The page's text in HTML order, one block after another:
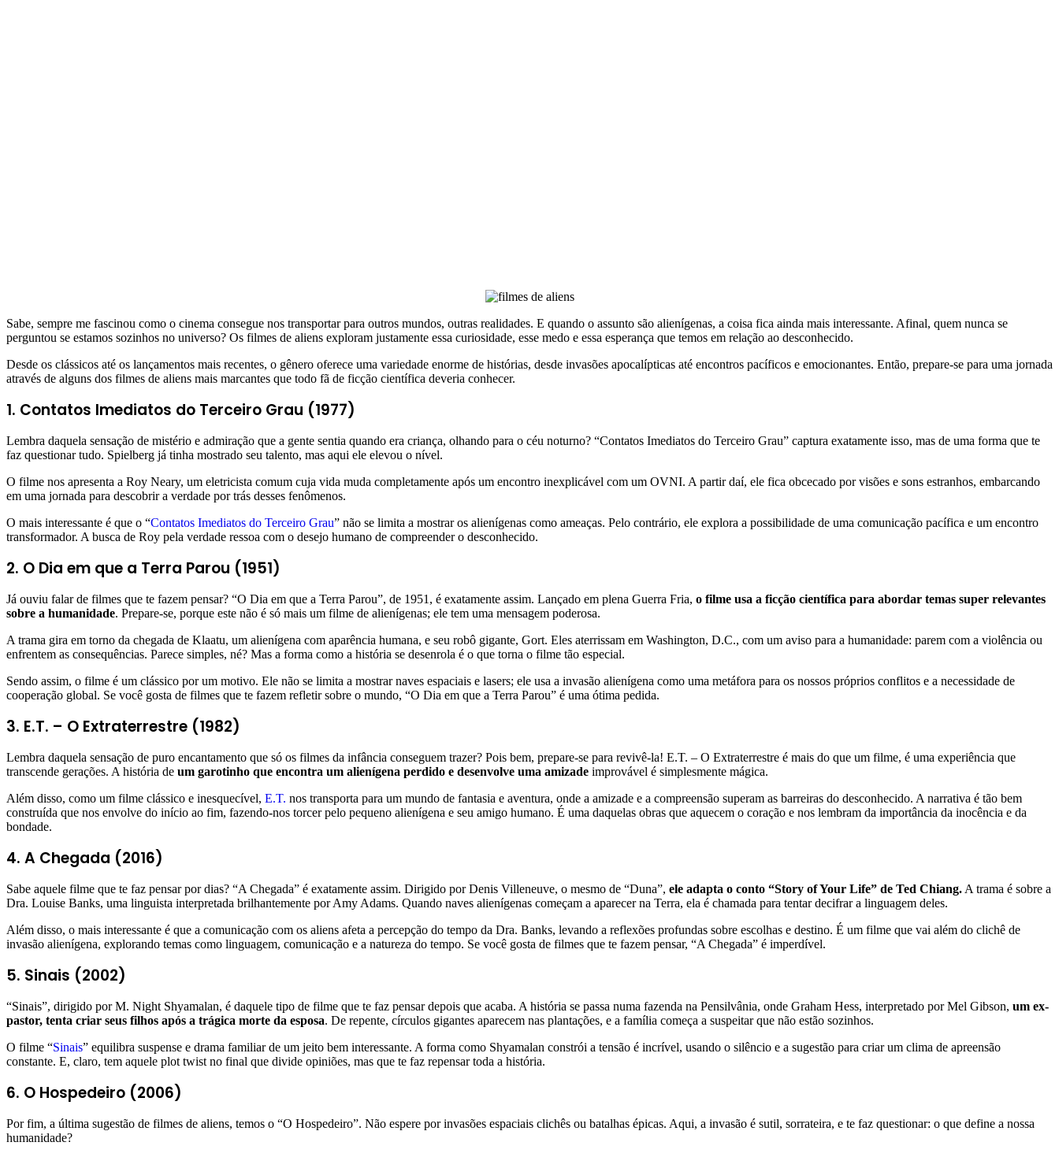
Sabe, sempre me fascinou como o cinema consegue nos transportar para outros mundos, outras realidades. E quando o assunto são alienígenas, a coisa fica ainda mais interessante. Afinal, quem nunca se
perguntou se estamos sozinhos no universo? Os filmes de aliens exploram justamente essa curiosidade, esse medo e essa esperança que temos em relação ao desconhecido.
Desde os clássicos até os lançamentos mais recentes, o gênero oferece uma variedade enorme de histórias, desde invasões apocalípticas até encontros pacíficos e emocionantes. Então, prepare-se para uma jornada
através de alguns dos filmes de aliens mais marcantes que todo fã de ficção científica deveria conhecer.
1. Contatos Imediatos do Terceiro Grau (1977)
Lembra daquela sensação de mistério e admiração que a gente sentia quando era criança, olhando para o céu noturno? “Contatos Imediatos do Terceiro Grau” captura exatamente isso, mas de uma forma que te
faz questionar tudo. Spielberg já tinha mostrado seu talento, mas aqui ele elevou o nível.
O filme nos apresenta a Roy Neary, um eletricista comum cuja vida muda completamente após um encontro inexplicável com um OVNI. A partir daí, ele fica obcecado por visões e sons estranhos, embarcando
em uma jornada para descobrir a verdade por trás desses fenômenos.
O mais interessante é que o “Contatos Imediatos do Terceiro Grau” não se limita a mostrar os alienígenas como ameaças. Pelo contrário, ele explora a possibilidade de uma comunicação pacífica e um encontro
transformador. A busca de Roy pela verdade ressoa com o desejo humano de compreender o desconhecido.
2. O Dia em que a Terra Parou (1951)
Já ouviu falar de filmes que te fazem pensar? “O Dia em que a Terra Parou”, de 1951, é exatamente assim. Lançado em plena Guerra Fria, o filme usa a ficção científica para abordar temas super relevantes
sobre a humanidade. Prepare-se, porque este não é só mais um filme de alienígenas; ele tem uma mensagem poderosa.
A trama gira em torno da chegada de Klaatu, um alienígena com aparência humana, e seu robô gigante, Gort. Eles aterrissam em Washington, D.C., com um aviso para a humanidade: parem com a violência ou
enfrentem as consequências. Parece simples, né? Mas a forma como a história se desenrola é o que torna o filme tão especial.
Sendo assim, o filme é um clássico por um motivo. Ele não se limita a mostrar naves espaciais e lasers; ele usa a invasão alienígena como uma metáfora para os nossos próprios conflitos e a necessidade de
cooperação global. Se você gosta de filmes que te fazem refletir sobre o mundo, “O Dia em que a Terra Parou” é uma ótima pedida.
3. E.T. – O Extraterrestre (1982)
Lembra daquela sensação de puro encantamento que só os filmes da infância conseguem trazer? Pois bem, prepare-se para revivê-la! E.T. – O Extraterrestre é mais do que um filme, é uma experiência que
transcende gerações. A história de um garotinho que encontra um alienígena perdido e desenvolve uma amizade improvável é simplesmente mágica.
Além disso, como um filme clássico e inesquecível, E.T. nos transporta para um mundo de fantasia e aventura, onde a amizade e a compreensão superam as barreiras do desconhecido. A narrativa é tão bem
construída que nos envolve do início ao fim, fazendo-nos torcer pelo pequeno alienígena e seu amigo humano. É uma daquelas obras que aquecem o coração e nos lembram da importância da inocência e da
bondade.
4. A Chegada (2016)
Sabe aquele filme que te faz pensar por dias? “A Chegada” é exatamente assim. Dirigido por Denis Villeneuve, o mesmo de “Duna”, ele adapta o conto “Story of Your Life” de Ted Chiang. A trama é sobre a
Dra. Louise Banks, uma linguista interpretada brilhantemente por Amy Adams. Quando naves alienígenas começam a aparecer na Terra, ela é chamada para tentar decifrar a linguagem deles.
Além disso, o mais interessante é que a comunicação com os aliens afeta a percepção do tempo da Dra. Banks, levando a reflexões profundas sobre escolhas e destino. É um filme que vai além do clichê de
invasão alienígena, explorando temas como linguagem, comunicação e a natureza do tempo. Se você gosta de filmes que te fazem pensar, “A Chegada” é imperdível.
5. Sinais (2002)
“Sinais”, dirigido por M. Night Shyamalan, é daquele tipo de filme que te faz pensar depois que acaba. A história se passa numa fazenda na Pensilvânia, onde Graham Hess, interpretado por Mel Gibson, um ex-
pastor, tenta criar seus filhos após a trágica morte da esposa. De repente, círculos gigantes aparecem nas plantações, e a família começa a suspeitar que não estão sozinhos.
O filme “Sinais” equilibra suspense e drama familiar de um jeito bem interessante. A forma como Shyamalan constrói a tensão é incrível, usando o silêncio e a sugestão para criar um clima de apreensão
constante. E, claro, tem aquele plot twist no final que divide opiniões, mas que te faz repensar toda a história.
6. O Hospedeiro (2006)
Por fim, a última sugestão de filmes de aliens, temos o “O Hospedeiro”. Não espere por invasões espaciais clichês ou batalhas épicas. Aqui, a invasão é sutil, sorrateira, e te faz questionar: o que define a nossa
humanidade?